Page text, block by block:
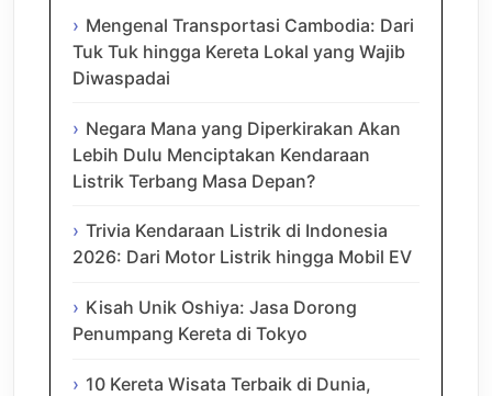
Mengenal Transportasi Cambodia: Dari
Tuk Tuk hingga Kereta Lokal yang Wajib
Diwaspadai
Negara Mana yang Diperkirakan Akan
Lebih Dulu Menciptakan Kendaraan
Listrik Terbang Masa Depan?
Trivia Kendaraan Listrik di Indonesia
2026: Dari Motor Listrik hingga Mobil EV
Kisah Unik Oshiya: Jasa Dorong
Penumpang Kereta di Tokyo
10 Kereta Wisata Terbaik di Dunia,